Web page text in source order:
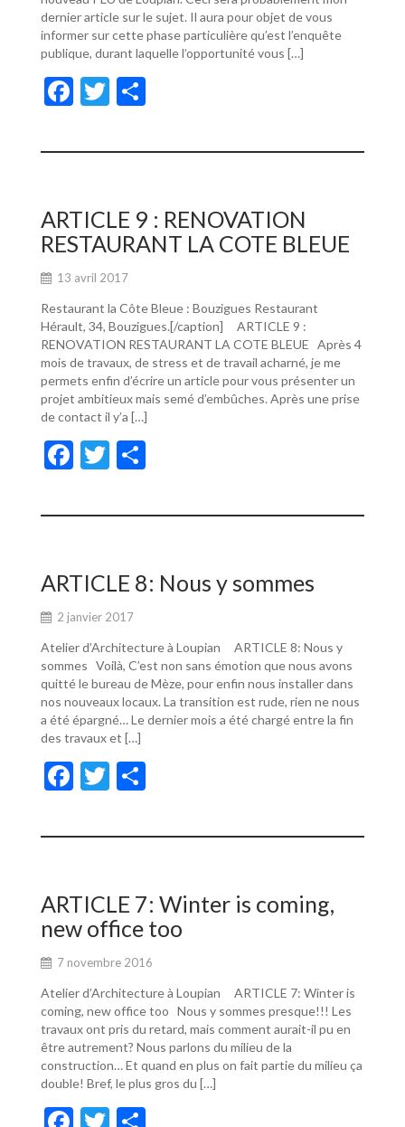
dernier article sur le sujet. Il aura pour objet de vous
informer sur cette phase particulière qu’est l’enquête
publique, durant laquelle l’opportunité vous […]
F
e
o
o
k
T
itt ta
er
ARTICLE 9 : RENOVATION
RESTAURANT LA COTE BLEUE
13 avril 2017
Restaurant la Côte Bleue : Bouzigues Restaurant
Hérault, 34, Bouzigues.[/caption] ARTICLE 9 :
RENOVATION RESTAURANT LA COTE BLEUE Après 4
mois de travaux, de stress et de travail acharné, je me
permets enfin d’écrire un article pour vous présenter un
projet ambitieux mais semé d’embûches. Après une prise
de contact il y’a […]
F
e
o
o
k
T
itt ta
er
ARTICLE 8: Nous y sommes
2 janvier 2017
Atelier d’Architecture à Loupian ARTICLE 8: Nous y
sommes Voilà, C’est non sans émotion que nous avons
quitté le bureau de Mèze, pour enfin nous installer dans
nos nouveaux locaux. La transition est rude, rien ne nous
a été épargné… Le dernier mois a été chargé entre la fin
des travaux et […]
F
e
o
o
k
T
itt ta
er
ARTICLE 7: Winter is coming,
new office too
7 novembre 2016
Atelier d’Architecture à Loupian ARTICLE 7: Winter is
coming, new office too Nous y sommes presque!!! Les
travaux ont pris du retard, mais comment aurait-il pu en
être autrement? Nous parlons du milieu de la
construction… Et quand en plus on fait partie du milieu ça
double! Bref, le plus gros du […]